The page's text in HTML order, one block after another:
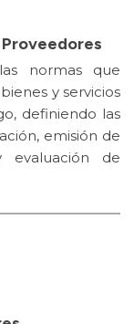
normas que
y servicios
definiendo las
emisión de
evaluación de